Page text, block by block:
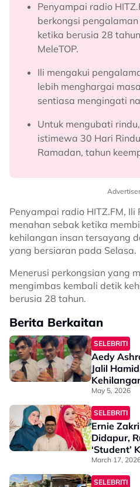
Penyampai radio
berkongsi
ketika berusia 28
MeleTOP.
Ili mengakui
lebih menghargai
sentiasa mengingati
Untuk mengubati
istimewa 30 Hari
Ramadan, tahun
Penyampai radio HITZ.FM,
menahan sebak ketika
kehilangan insan tersayang
yang bersiaran pada Selasa.
Menerusi perkongsian yang
mengimbas kembali detik
berusia 28 tahun.
Berita Berkaitan
SELEBRITI
Aedy
Jalil
- “Semua
Arwah
May 5, 2026
SELEBRITI
Ernie
Didapur,
‘Student’
Cuba
Puding
March 17,
SELEBRITI